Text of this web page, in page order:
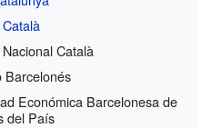
Català
Barcelonés
Económica Barcelonesa de
del País